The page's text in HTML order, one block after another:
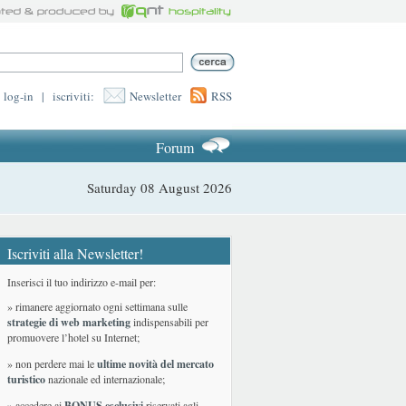
log-in | iscriviti: Newsletter RSS
Forum
Saturday 08 August 2026
Iscriviti alla Newsletter!
Inserisci il tuo indirizzo e-mail per:
» rimanere aggiornato ogni settimana sulle
strategie di web marketingindispensabili per
promuovere l’hotel su Internet;
» non perdere mai leultime novità del mercato
turisticonazionale ed internazionale;